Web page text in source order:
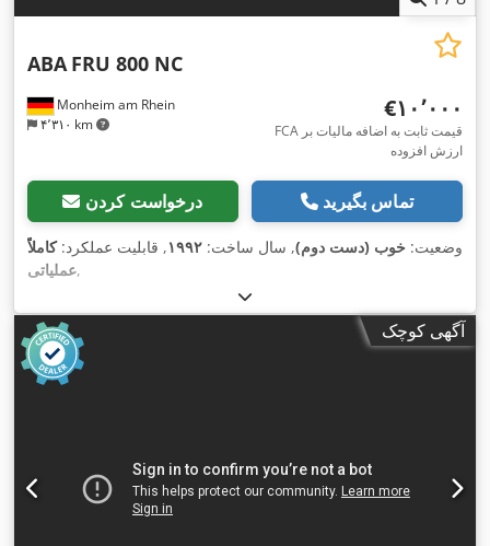
Monheim am Rhein
۴٬۳۱۰ km
ABA FRU 800 NC
‎€۱۰٬۰۰۰
FCA قیمت ثابت به اضافه مالیات بر
ارزش افزوده
درخواست کردن تماس بگیرید
وضعیت: خوب (دست دوم), سال ساخت: ۱۹۹۲, قابلیت عملکرد:کاملاً
عملیاتی,
آگهی کوچک